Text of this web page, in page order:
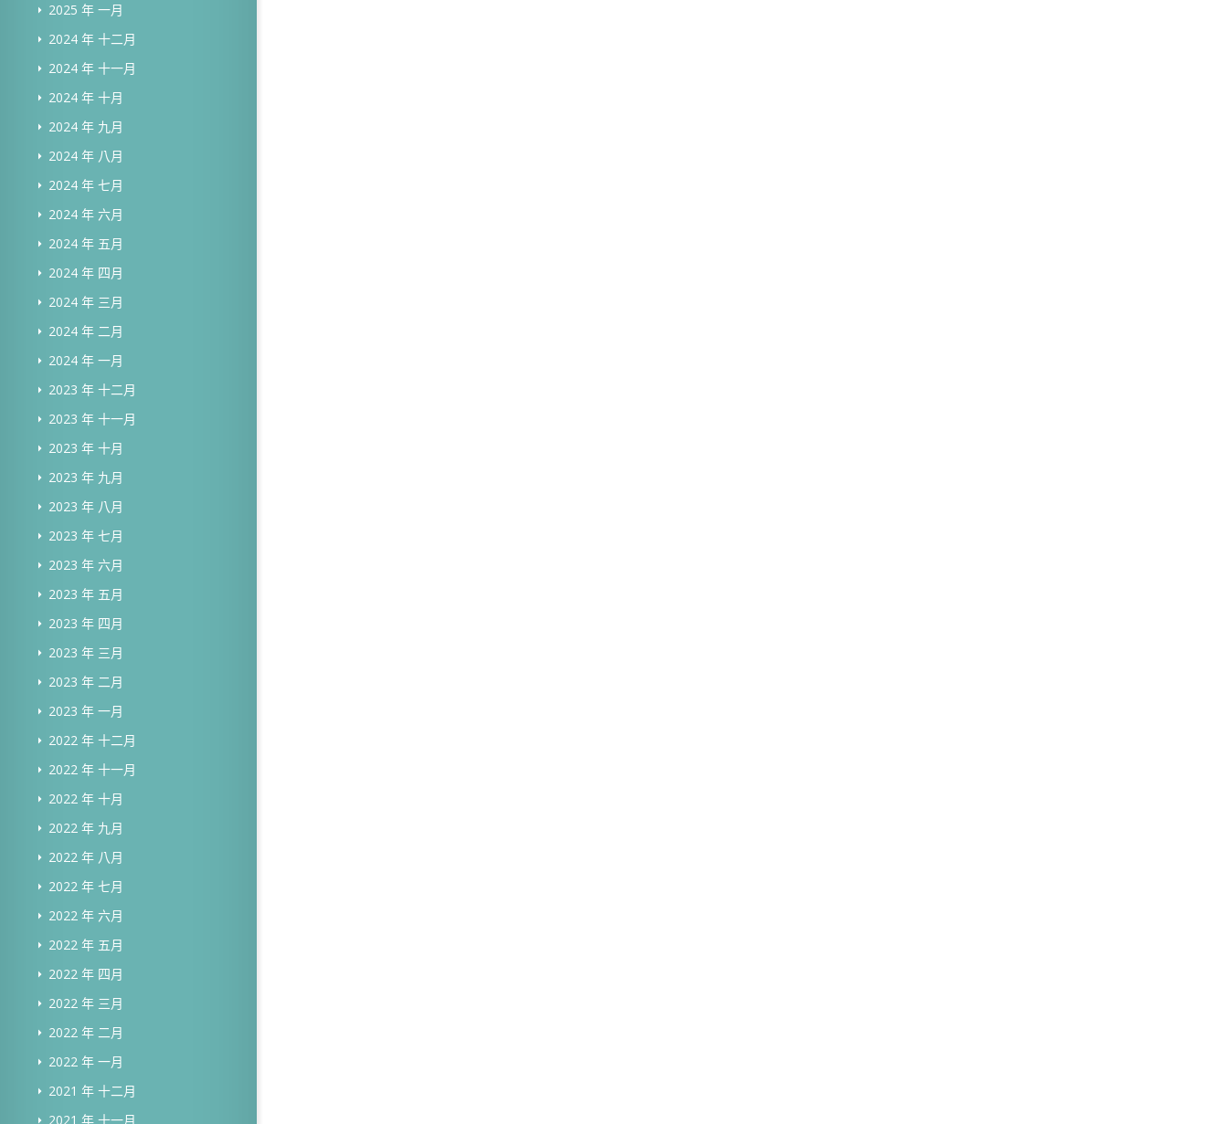
2025 年 一月
2024 年 十二月
2024 年 十一月
2024 年 十月
2024 年 九月
2024 年 八月
2024 年 七月
2024 年 六月
2024 年 五月
2024 年 四月
2024 年 三月
2024 年 二月
2024 年 一月
2023 年 十二月
2023 年 十一月
2023 年 十月
2023 年 九月
2023 年 八月
2023 年 七月
2023 年 六月
2023 年 五月
2023 年 四月
2023 年 三月
2023 年 二月
2023 年 一月
2022 年 十二月
2022 年 十一月
2022 年 十月
2022 年 九月
2022 年 八月
2022 年 七月
2022 年 六月
2022 年 五月
2022 年 四月
2022 年 三月
2022 年 二月
2022 年 一月
2021 年 十二月
2021 年 十一月